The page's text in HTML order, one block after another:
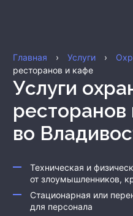
Главная › Услуги ›
ресторанов и кафе
Услуги охраны
ресторанов
во
Техническая и
от злоумышленников,
Стационарная или
для персонала